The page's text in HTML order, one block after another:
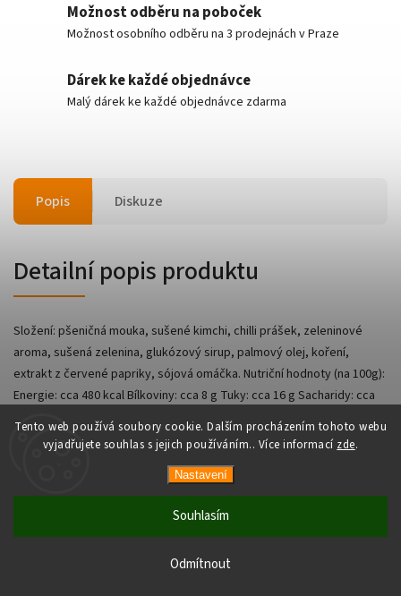
Tento web používá soubory cookie. Dalším procházením tohoto webu
vyjadřujete souhlas s jejich používáním.. Více informací zde.
Nastavení
Odmítnout
Souhlasím
Možnost odběru na poboček
Možnost osobního odběru na 3 prodejnách v Praze
Dárek ke každé objednávce
Malý dárek ke každé objednávce zdarma
Popis Diskuze
Detailní popis produktu
Složení: pšeničná mouka, sušené kimchi, chilli prášek, zeleninové
aroma, sušená zelenina, glukózový sirup, palmový olej, koření,
extrakt z červené papriky, sójová omáčka. Nutriční hodnoty (na 100g):
Energie: cca 480 kcal Bílkoviny: cca 8 g Tuky: cca 16 g Sacharidy: cca
72 g Sůl: cca 4-5 g
AsianShop
VytvořilShoptet | Design